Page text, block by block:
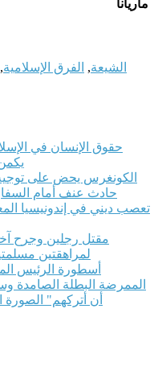
ماريانا
الشيعة, الفرق الإسلامية,
حقوق الإنسان في
الكونغرس يحض على
حادث عنف أمام
تعصب ديني في إندونيسيا
مقتل رجلين وجرح
لمراهقتين
أسطورة الرئيس
الممرضة البطلة
أن أتركهم" الصورة